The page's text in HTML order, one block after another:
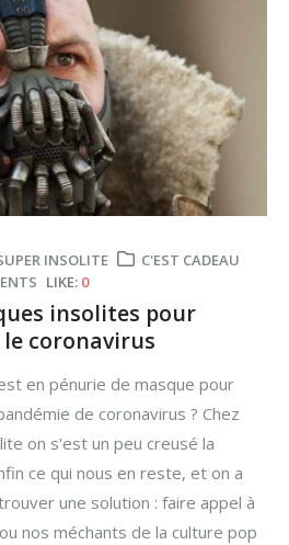
INSOLITE
C'EST CADEAU
LIKE: 0
insolites pour
coronavirus
en pénurie de masque pour
de coronavirus ? Chez
on s'est un peu creusé la
ce qui nous en reste, et on a
une solution : faire appel à
nos méchants de la culture pop